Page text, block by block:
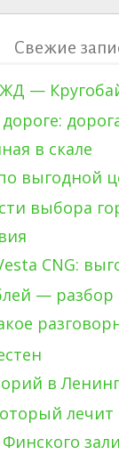
Свежие
—
в скале
выгодной
выбора
CNG:
—
в